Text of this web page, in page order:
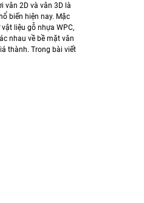
vân 2D và vân 3D là
biến hiện nay. Mặc
liệu gỗ nhựa WPC,
nhau về bề mặt vân
thành. Trong bài viết